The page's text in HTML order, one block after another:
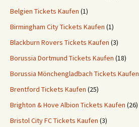
Belgien Tickets Kaufen (1)
Birmingham City Tickets Kaufen (1)
Blackburn Rovers Tickets Kaufen (3)
Borussia Dortmund Tickets Kaufen (18)
Borussia Mönchengladbach Tickets Kaufen
Brentford Tickets Kaufen (25)
Brighton & Hove Albion Tickets Kaufen (26)
Bristol City FC Tickets Kaufen (3)